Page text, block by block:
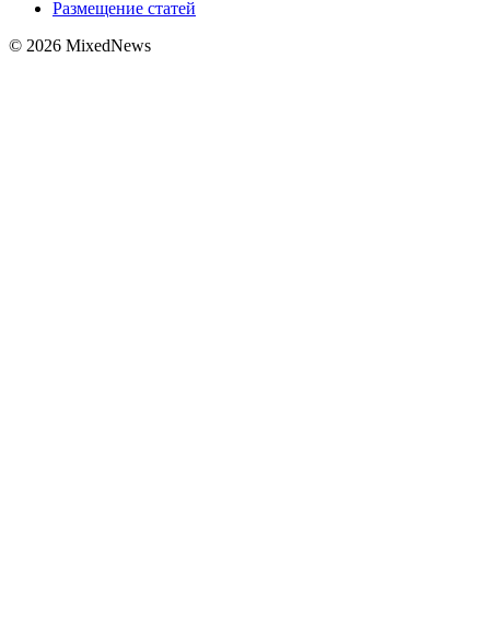
Размещение статей
© 2026 MixedNews